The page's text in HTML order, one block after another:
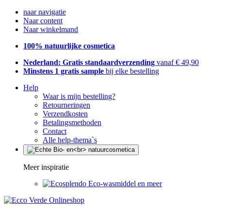
naar navigatie
Naar content
Naar winkelmand
100% natuurlijke cosmetica
Nederland: Gratis standaardverzending vanaf € 49,90
Minstens 1 gratis sample bij elke bestelling
Help
Waar is mijn bestelling?
Retourneringen
Verzendkosten
Betalingsmethoden
Contact
Alle help-thema`s
Meer inspiratie
Eco-wasmiddel en meer